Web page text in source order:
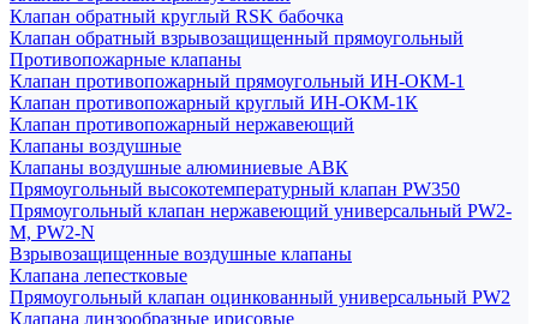
Клапан обратный круглый RSK бабочка
Клапан обратный взрывозащищенный прямоугольный
Противопожарные клапаны
Клапан противопожарный прямоугольный ИН-ОКМ-1
Клапан противопожарный круглый ИН-ОКМ-1К
Клапан противопожарный нержавеющий
Клапаны воздушные
Клапаны воздушные алюминиевые АВК
Прямоугольный высокотемпературный клапан PW350
Прямоугольный клапан нержавеющий универсальный PW2-
M, PW2-N
Взрывозащищенные воздушные клапаны
Клапана лепестковые
Прямоугольный клапан оцинкованный универсальный PW2
Клапана линзообразные ирисовые